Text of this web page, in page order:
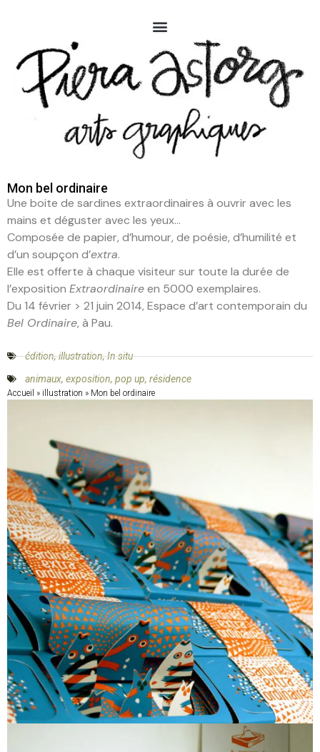
Mon bel ordinaire
Une boite de sardines extraordinaires à ouvrir avec les
mains et déguster avec les yeux…
Composée de papier, d’humour, de poésie, d’humilité et
d’un soupçon d’extra.
Elle est offerte à chaque visiteur sur toute la durée de
l’exposition Extraordinaireen 5000 exemplaires.
Du 14 février > 21 juin 2014, Espace d’art contemporain du
Bel Ordinaire, à Pau.
édition,illustration,In situ
animaux, exposition, pop up, résidence
Accueil » illustration » Mon bel ordinaire